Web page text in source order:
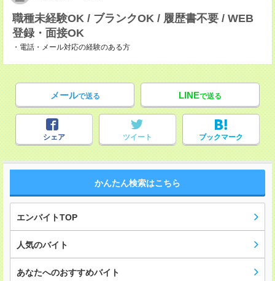
職種未経験OK / ブランクOK / 履歴書不要 / WEB
登録・面接OK
・電話・メール対応の経験のある方
メールで送る LINEで送る
シェア ツイート ブックマーク
かんたん検索はこちら
エンバイトTOP
人気のバイト
あなたへのおすすめバイト